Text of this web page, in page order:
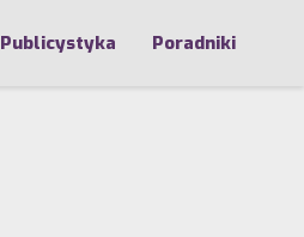
Publicystyka Poradniki